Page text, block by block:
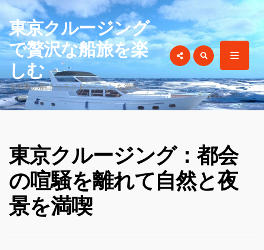
東京クルージング
で贅沢な船旅を楽
しむ
未体験の船上リラクゼーションを満喫
東京クルージング：都会
の喧騒を離れて自然と夜
景を満喫